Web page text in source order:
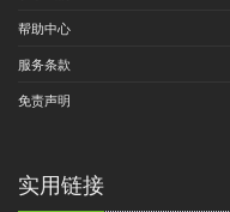
帮助中心
服务条款
免责声明
实用链接